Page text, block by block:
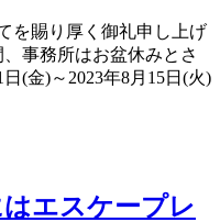
を賜り厚く御礼申し上げ
事務所はお盆休みとさ
(金)～2023年8月15日(火)
エスケープレ